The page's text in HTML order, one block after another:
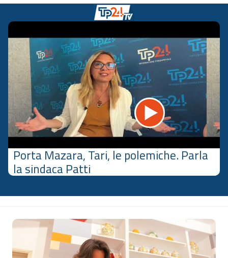
Porta Mazara, Tari, le polemiche. Parla
la sindaca Patti
Sezione
Notizie